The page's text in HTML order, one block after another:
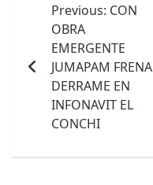
entradas
Previous: CON
OBRA
EMERGENTE
JUMAPAM FRENA
DERRAME EN
INFONAVIT EL
CONCHI